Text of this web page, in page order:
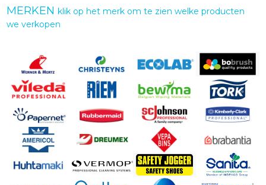
MERKENklik op het merk om te zien welke producten
we verkopen